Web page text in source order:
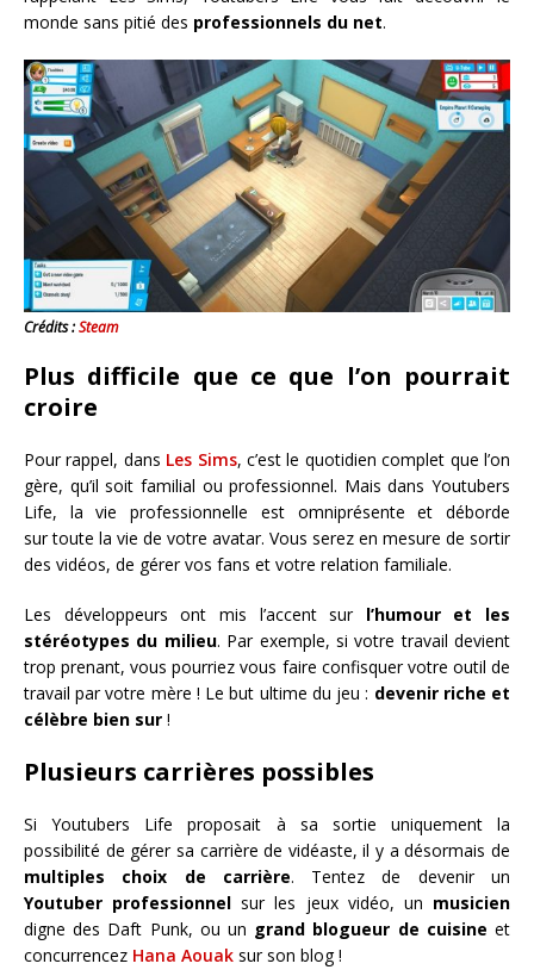
monde sans pitié des professionnels du net.
Crédits :Steam
Plus difficile que ce que l’on pourrait
croire
Pour rappel, dans Les Sims, c’est le quotidien complet que l’on
gère, qu’il soit familial ou professionnel. Mais dans Youtubers
Life, la vie professionnelle est omniprésente et déborde
sur toute la vie de votre avatar. Vous serez en mesure de sortir
des vidéos, de gérer vos fans et votre relation familiale.
Les développeurs ont mis l’accent sur l’humour et les
stéréotypes du milieu. Par exemple, si votre travail devient
trop prenant, vous pourriez vous faire confisquer votre outil de
travail par votre mère ! Le but ultime du jeu : devenir riche et
célèbre bien sur !
Plusieurs carrières possibles
Si Youtubers Life proposait à sa sortie uniquement la
possibilité de gérer sa carrière de vidéaste, il y a désormais de
multiples choix de carrière. Tentez de devenir un
Youtuber professionnel sur les jeux vidéo, un musicien
digne des Daft Punk, ou un grand blogueur de cuisine et
concurrencez Hana Aouak sur son blog !